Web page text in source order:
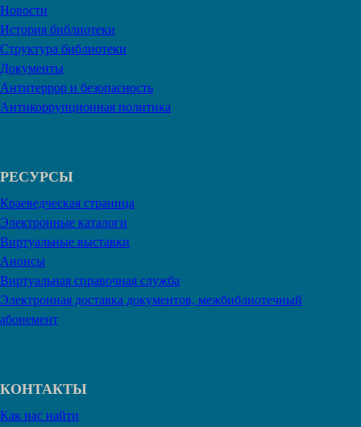
Новости
История библиотеки
Структура библиотеки
Документы
Антитеррор и безопасность
Антикоррупционная политика
РЕСУРСЫ
Краеведческая страница
Электронные каталоги
Виртуальные выставки
Анонсы
Виртуальная справочная служба
Электронная доставка документов, межбиблиотечный
абонемент
КОНТАКТЫ
Как нас найти